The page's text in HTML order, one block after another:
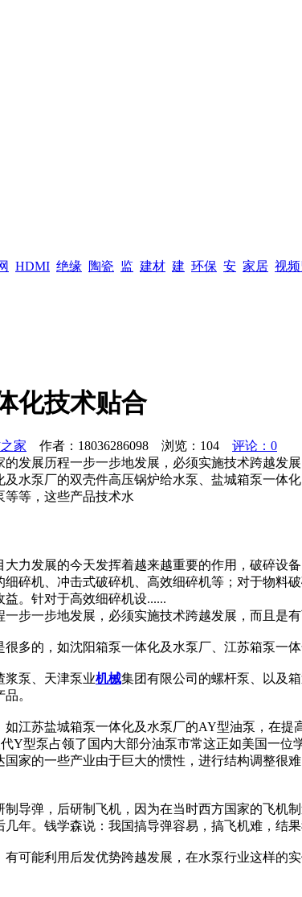
HDMI 绝缘 陶瓷 监 建材 建 环保 安 家居 视
化技术贴合
家 作者：18036286098 浏览： 104
评论：0
发展历程一步一步地发展，必须实施技术跨越发
水泵厂的双壳件高压锅炉给水泵、盐城箱泵一体
等，这些产品技术水
力发展的今天发挥着越来越重要的作用，破碎设
碎机、冲击式破碎机、高效细碎机等；对于物料
。针对于高效细碎机设......
步一步地发展，必须实施技术跨越发展，而且是有
多的，如沈阳箱泵一体化及水泵厂、江苏箱泵一
浆泵、天津泵业机械集团有限公司的螺杆泵、以及
。
江苏盐城箱泵一体化及水泵厂的AY型油泵，在
Y型泵占领了国内大部分油泵市常这正如美国一
家的一些产业由于巨大的惯性，进行结构调整很
导弹，后研制飞机，因为在当时西方国家的飞机
年。钱学森说：我国搞导弹容易，搞飞机难，结果
可能利用后发优势跨越发展，在水泵行业这样的